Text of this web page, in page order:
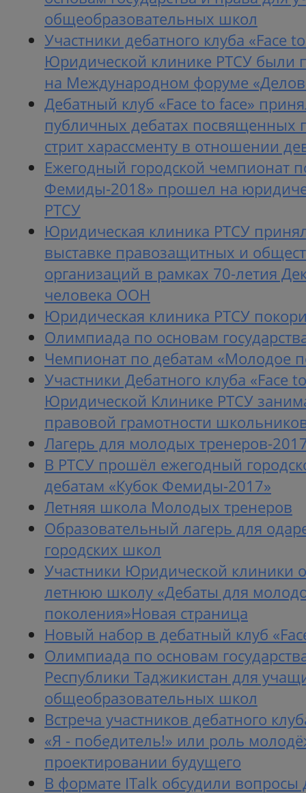
общеобразовательных школ
Участники дебатного клуба «Face
Юридической клинике РТСУ
на Международном форуме
Дебатный клуб «Face to face»
публичных дебатах посвященных
стрит харассменту в отношении
Ежегодный городской чемпионат
Фемиды-2018» прошел на
РТСУ
Юридическая клиника РТСУ
выставке правозащитных и
организаций в рамках 70-летия
человека ООН
Юридическая клиника РТСУ
Олимпиада по основам
Чемпионат по дебатам «Молодое
Участники Дебатного клуба «Face
Юридической Клинике РТСУ
правовой грамотности
Лагерь для молодых тренеров-
В РТСУ прошёл ежегодный
дебатам «Кубок Фемиды-2017»
Летняя школа Молодых тренеров
Образовательный лагерь для
городских школ
Участники Юридической клиники
летнюю школу «Дебаты для
поколения»Новая страница
Новый набор в дебатный клуб
Олимпиада по основам
Республики Таджикистан для
общеобразовательных школ
Встреча участников дебатного
«Я - победитель!» или роль
проектировании будущего
В формате ITalk обсудили вопросы